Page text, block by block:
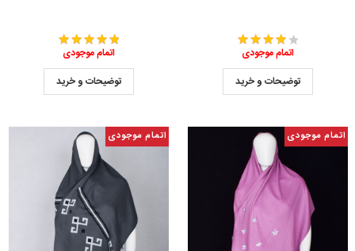
اتمام موجودی
توضیحات و خرید
اتمام موجودی
توضیحات و خرید
اتمام موجودی اتمام موجودی